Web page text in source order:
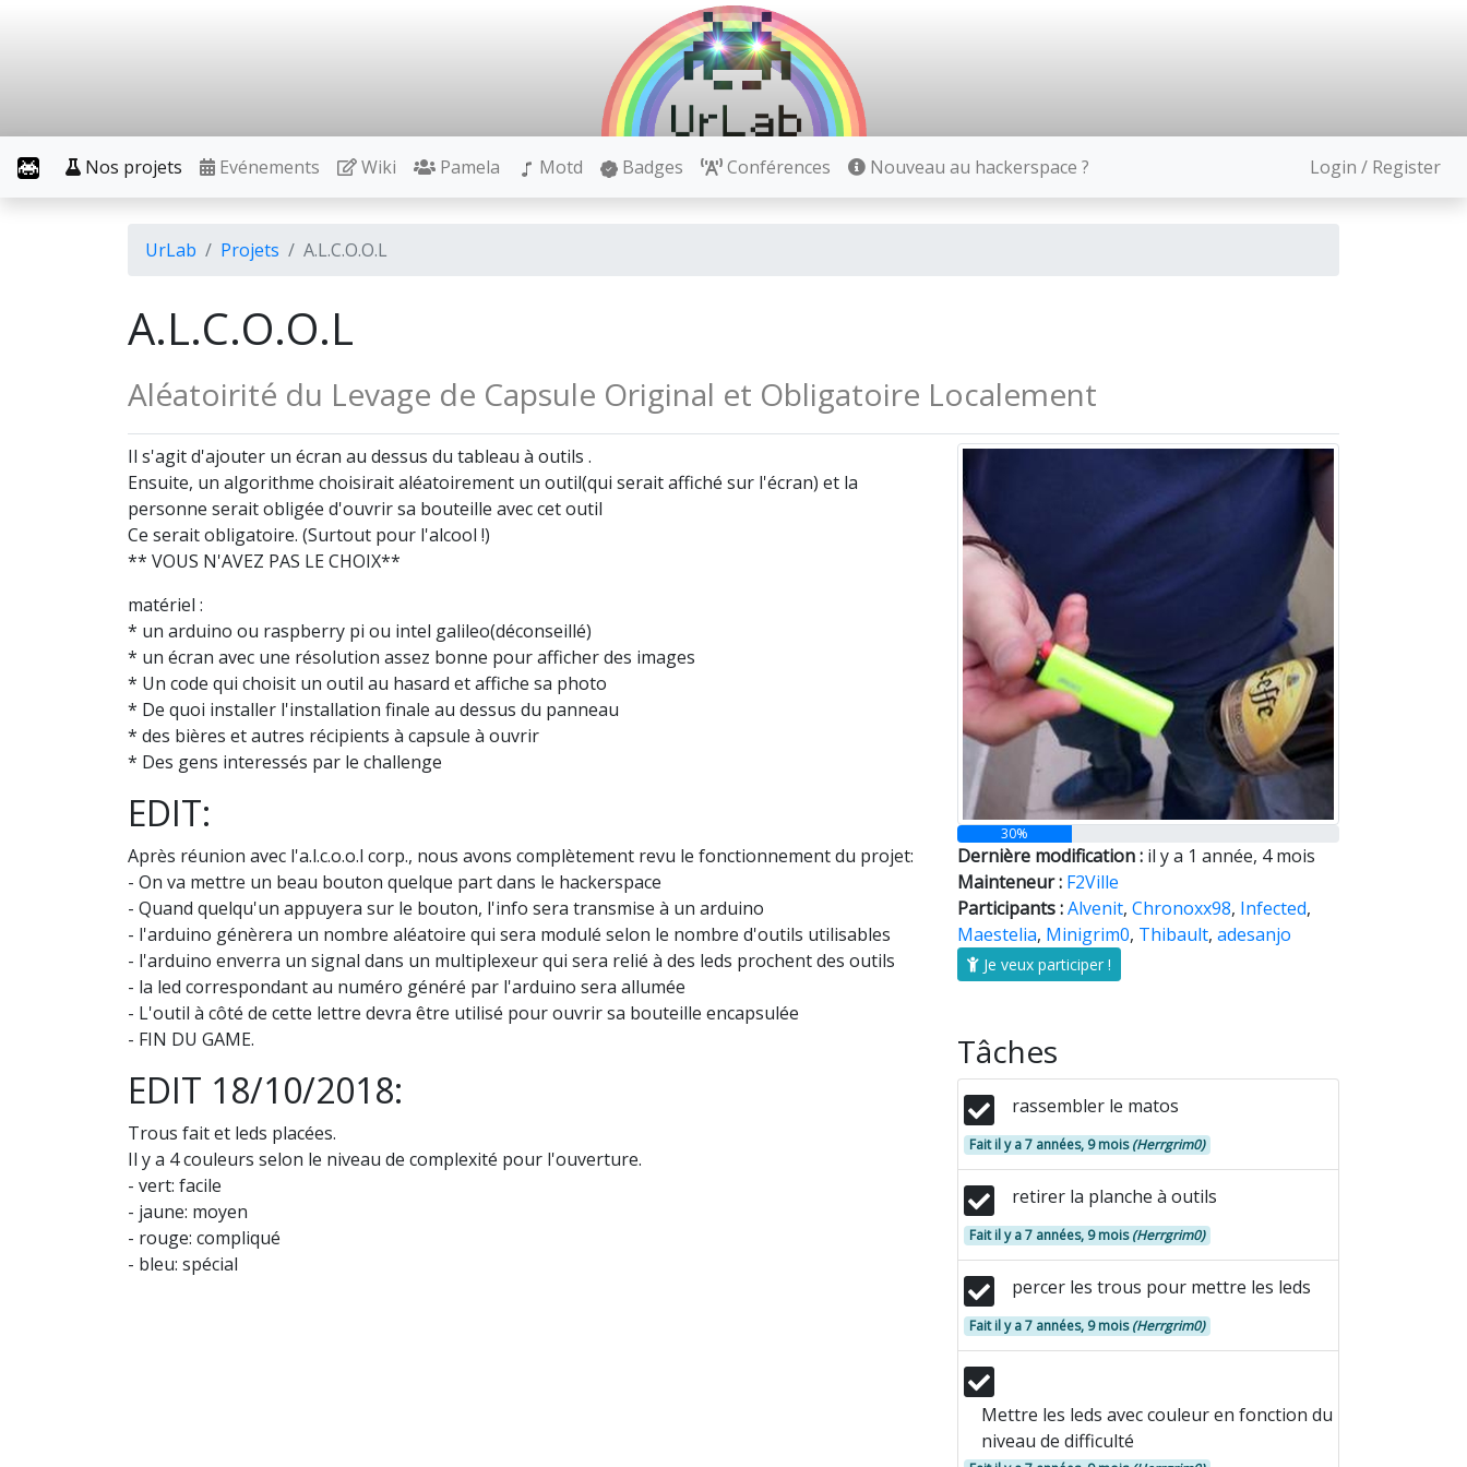
Nos projets Evénements Wiki Pamela Motd Badges Conférences Nouveau au hackerspace ? Login / Register
UrLab Projets A.L.C.O.O.L
A.L.C.O.O.L
Aléatoirité du Levage de Capsule Original et Obligatoire Localement
Il s'agit d'ajouter un écran au dessus du tableau à outils .
Ensuite, un algorithme choisirait aléatoirement un outil(qui serait affiché sur l'écran) et la
personne serait obligée d'ouvrir sa bouteille avec cet outil
Ce serait obligatoire. (Surtout pour l'alcool !)
** VOUS N'AVEZ PAS LE CHOIX**
matériel :
* un arduino ou raspberry pi ou intel galileo(déconseillé)
* un écran avec une résolution assez bonne pour afficher des images
* Un code qui choisit un outil au hasard et affiche sa photo
* De quoi installer l'installation finale au dessus du panneau
* des bières et autres récipients à capsule à ouvrir
* Des gens interessés par le challenge
EDIT:
Après réunion avec l'a.l.c.o.o.l corp., nous avons complètement revu le fonctionnement du projet:
- On va mettre un beau bouton quelque part dans le hackerspace
- Quand quelqu'un appuyera sur le bouton, l'info sera transmise à un arduino
- l'arduino génèrera un nombre aléatoire qui sera modulé selon le nombre d'outils utilisables
- l'arduino enverra un signal dans un multiplexeur qui sera relié à des leds prochent des outils
- la led correspondant au numéro généré par l'arduino sera allumée
- L'outil à côté de cette lettre devra être utilisé pour ouvrir sa bouteille encapsulée
- FIN DU GAME.
EDIT 18/10/2018:
Trous fait et leds placées.
Il y a 4 couleurs selon le niveau de complexité pour l'ouverture.
- vert: facile
- jaune: moyen
- rouge: compliqué
- bleu: spécial
30%
Dernière modification : il y a 1 année, 4 mois
Mainteneur : F2Ville
Participants :Alvenit, Chronoxx98, Infected,
Maestelia, Minigrim0, Thibault, adesanjo
Je veux participer !
Tâches
rassembler le matos
Fait il y a 7 années, 9 mois(Herrgrim0)
retirer la planche à outils
Fait il y a 7 années, 9 mois(Herrgrim0)
percer les trous pour mettre les leds
Fait il y a 7 années, 9 mois(Herrgrim0)
Mettre les leds avec couleur en fonction du
niveau de difficulté